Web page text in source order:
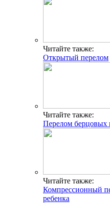
Читайте также:
Открытый перелом
Читайте также:
Перелом берцовых
Читайте также:
Компрессионный
ребенка